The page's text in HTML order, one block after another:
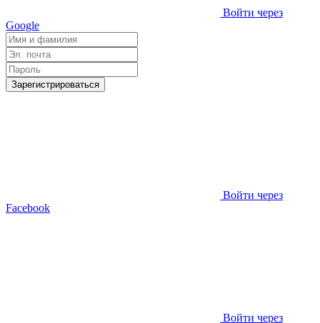
Войти через
Google
Зарегистрироваться
Войти через
Facebook
Войти через